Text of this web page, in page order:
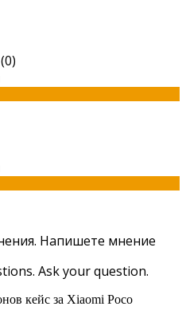
Напишете мнение
Ask your question.